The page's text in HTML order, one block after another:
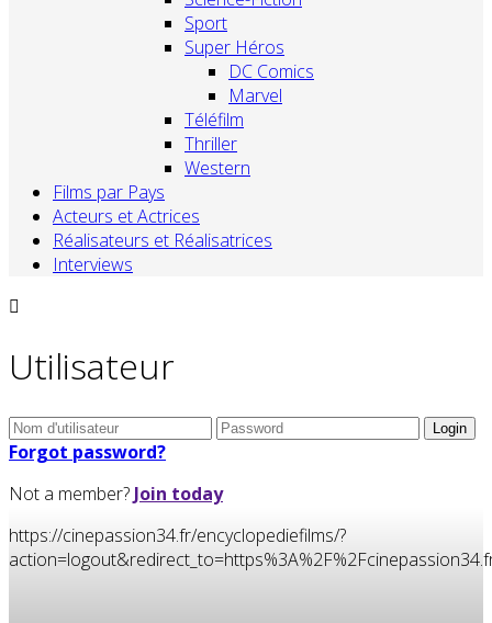
Sport
Super Héros
DC Comics
Marvel
Téléfilm
Thriller
Western
Films par Pays
Acteurs et Actrices
Réalisateurs et Réalisatrices
Interviews
Utilisateur
Forgot password?
Not a member? Join today
https://cinepassion34.fr/encyclopediefilms/?